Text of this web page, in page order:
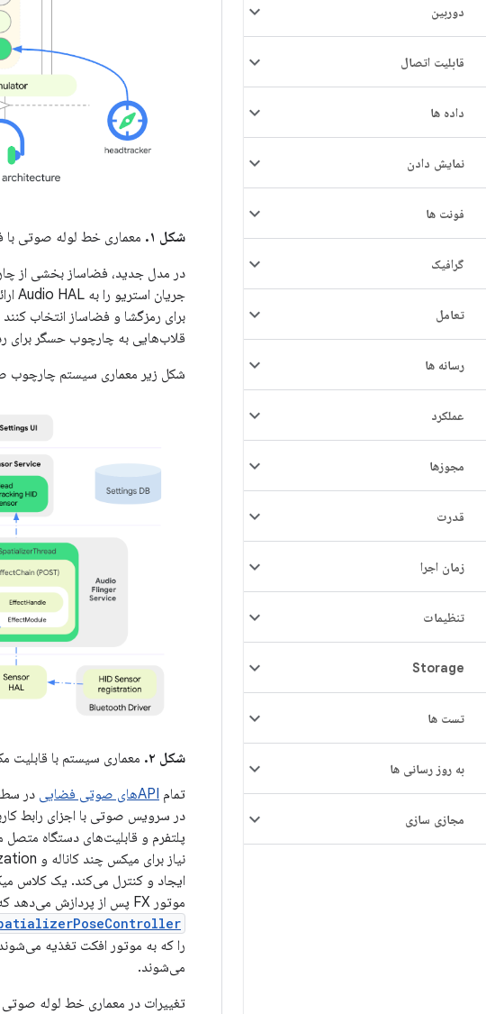
دوربین
قابلیت اتصال
داده ها
نمایش دادن
فونت ها
گرافیک
تعامل
رسانه ها
عملکرد
مجوزها
قدرت
زمان اجرا
تنظیمات
Storage
تست ها
به روز رسانی ها
مجازی سازی
شکل ۱.
معماری خط لوله صوتی با
در مدل جدید، فضاساز بخشی از
برای رمزگشا و فضاساز انتخاب
قلاب‌هایی به چارچوب حسگر برای
شکل زیر معماری سیستم چارچوب
شکل ۲.
معماری سیستم با قابلیت
تمام APIهای صوتی فضایی در
پلتفرم و قابلیت‌های دستگاه
نیاز برای میکس چند کاناله و spaceization را بر اساس
ایجاد و کنترل می‌کند. یک کلاس
موتور FX پس از پردازش می‌دهد که یک خروجی استریو را به Audio HAL ارائه می‌دهد. برای ردیابی سر، کلاس
را که به موتور افکت تغذیه
می‌شوند.
تغییرات در معماری خط لوله صوتی اندروید ۱۳ موارد زیر را